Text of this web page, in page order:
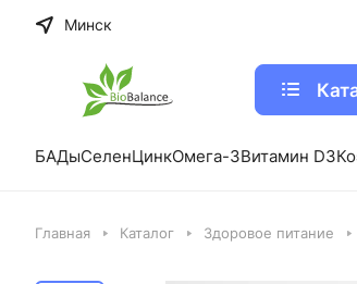
Минск
БАДыСеленЦинкОмега-3Витамин D3
Главная Каталог Здоровое питание